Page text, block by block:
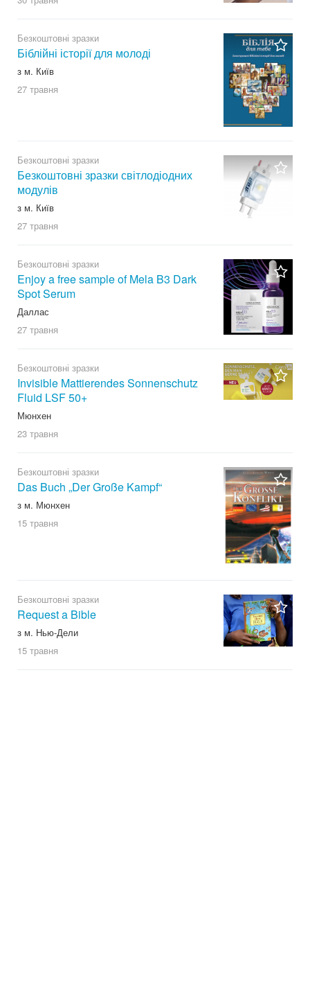
Безкоштовні зразки
Біблійні історії для молоді
з м. Київ
27 травня
Безкоштовні зразки
Безкоштовні зразки світлодіодних
модулів
з м. Київ
27 травня
Безкоштовні зразки
Enjoy a free sample of Mela B3 Dark
Spot Serum
Даллас
27 травня
Безкоштовні зразки
Invisible Mattierendes Sonnenschutz
Fluid LSF 50+
Мюнхен
23 травня
Безкоштовні зразки
Das Buch „Der Große Kampf“
з м. Мюнхен
15 травня
Безкоштовні зразки
Request a Bible
з м. Нью-Дели
15 травня